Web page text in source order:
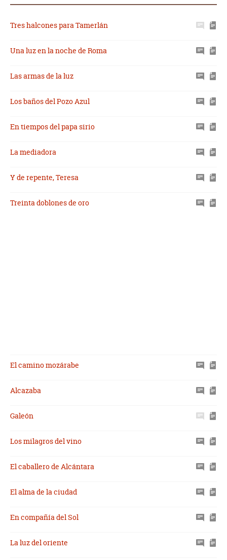
Tres halcones para Tamerlán
Una luz en la noche de Roma
Las armas de la luz
Los baños del Pozo Azul
En tiempos del papa sirio
La mediadora
Y de repente, Teresa
Treinta doblones de oro
El camino mozárabe
Alcazaba
Galeón
Los milagros del vino
El caballero de Alcántara
El alma de la ciudad
En compañía del Sol
La luz del oriente